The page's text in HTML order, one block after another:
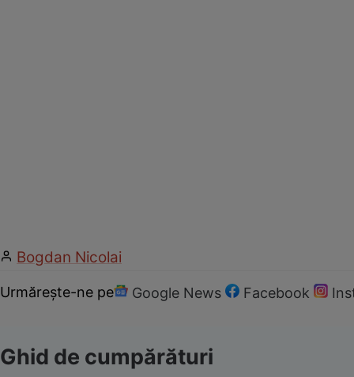
Bogdan Nicolai
Urmărește-ne pe Google News Facebook
Ghid de cumpărături